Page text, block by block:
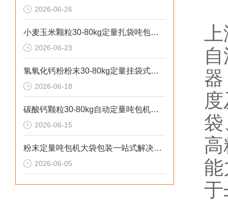
2026-06-26
小麦玉米颗粒30-80kg定量扎袋吨包机操作简单
2026-06-23
氢氧化钙粉粉末30-80kg定量挂袋式称重吨包机生产厂家
2026-06-18
碳酸钙颗粒30-80kg自动定量吨包机厂家直供
2026-06-15
粉末定量吨包机大袋包装一站式解决方案
2026-06-05
于